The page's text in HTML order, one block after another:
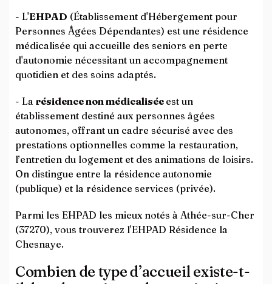
- L'EHPAD (Établissement d'Hébergement pour
Personnes Âgées Dépendantes) est une résidence
médicalisée qui accueille des seniors en perte
d'autonomie nécessitant un accompagnement
quotidien et des soins adaptés.
- La résidence non médicalisée est un
établissement destiné aux personnes âgées
autonomes, offrant un cadre sécurisé avec des
prestations optionnelles comme la restauration,
l’entretien du logement et des animations de loisirs.
On distingue entre la résidence autonomie
(publique) et la résidence services (privée).
Parmi les EHPAD les mieux notés à Athée-sur-Cher
(37270), vous trouverez l'EHPAD Résidence la
Chesnaye.
Combien de type d’accueil existe-t-